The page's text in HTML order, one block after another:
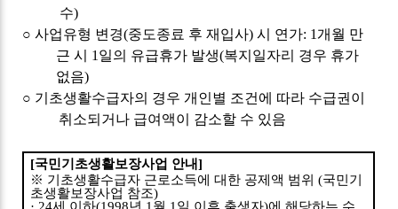
수)
○사업유형 변경(중도종료 후 재입사)시 연가: 1개월 만
근 시 1 일의 유급휴가 발생(복지일자리 경우 휴가
없음)
○ 기초생활수급자의 경우 개인별 조건에 따라 수급권이
취소되거나 급여액이 감소할 수 있음
[국민기초생활보장사업 안내]
※ 기초생활수급자 근로소득에 대한 공제액 범위(국민기
초생활보장사업 참조)